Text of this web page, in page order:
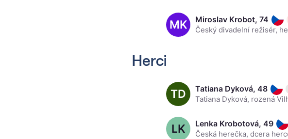
MK Miroslav Krobot, 74
Herci
TD Tatiana Dyková, 48
LK Lenka Krobotová, 49